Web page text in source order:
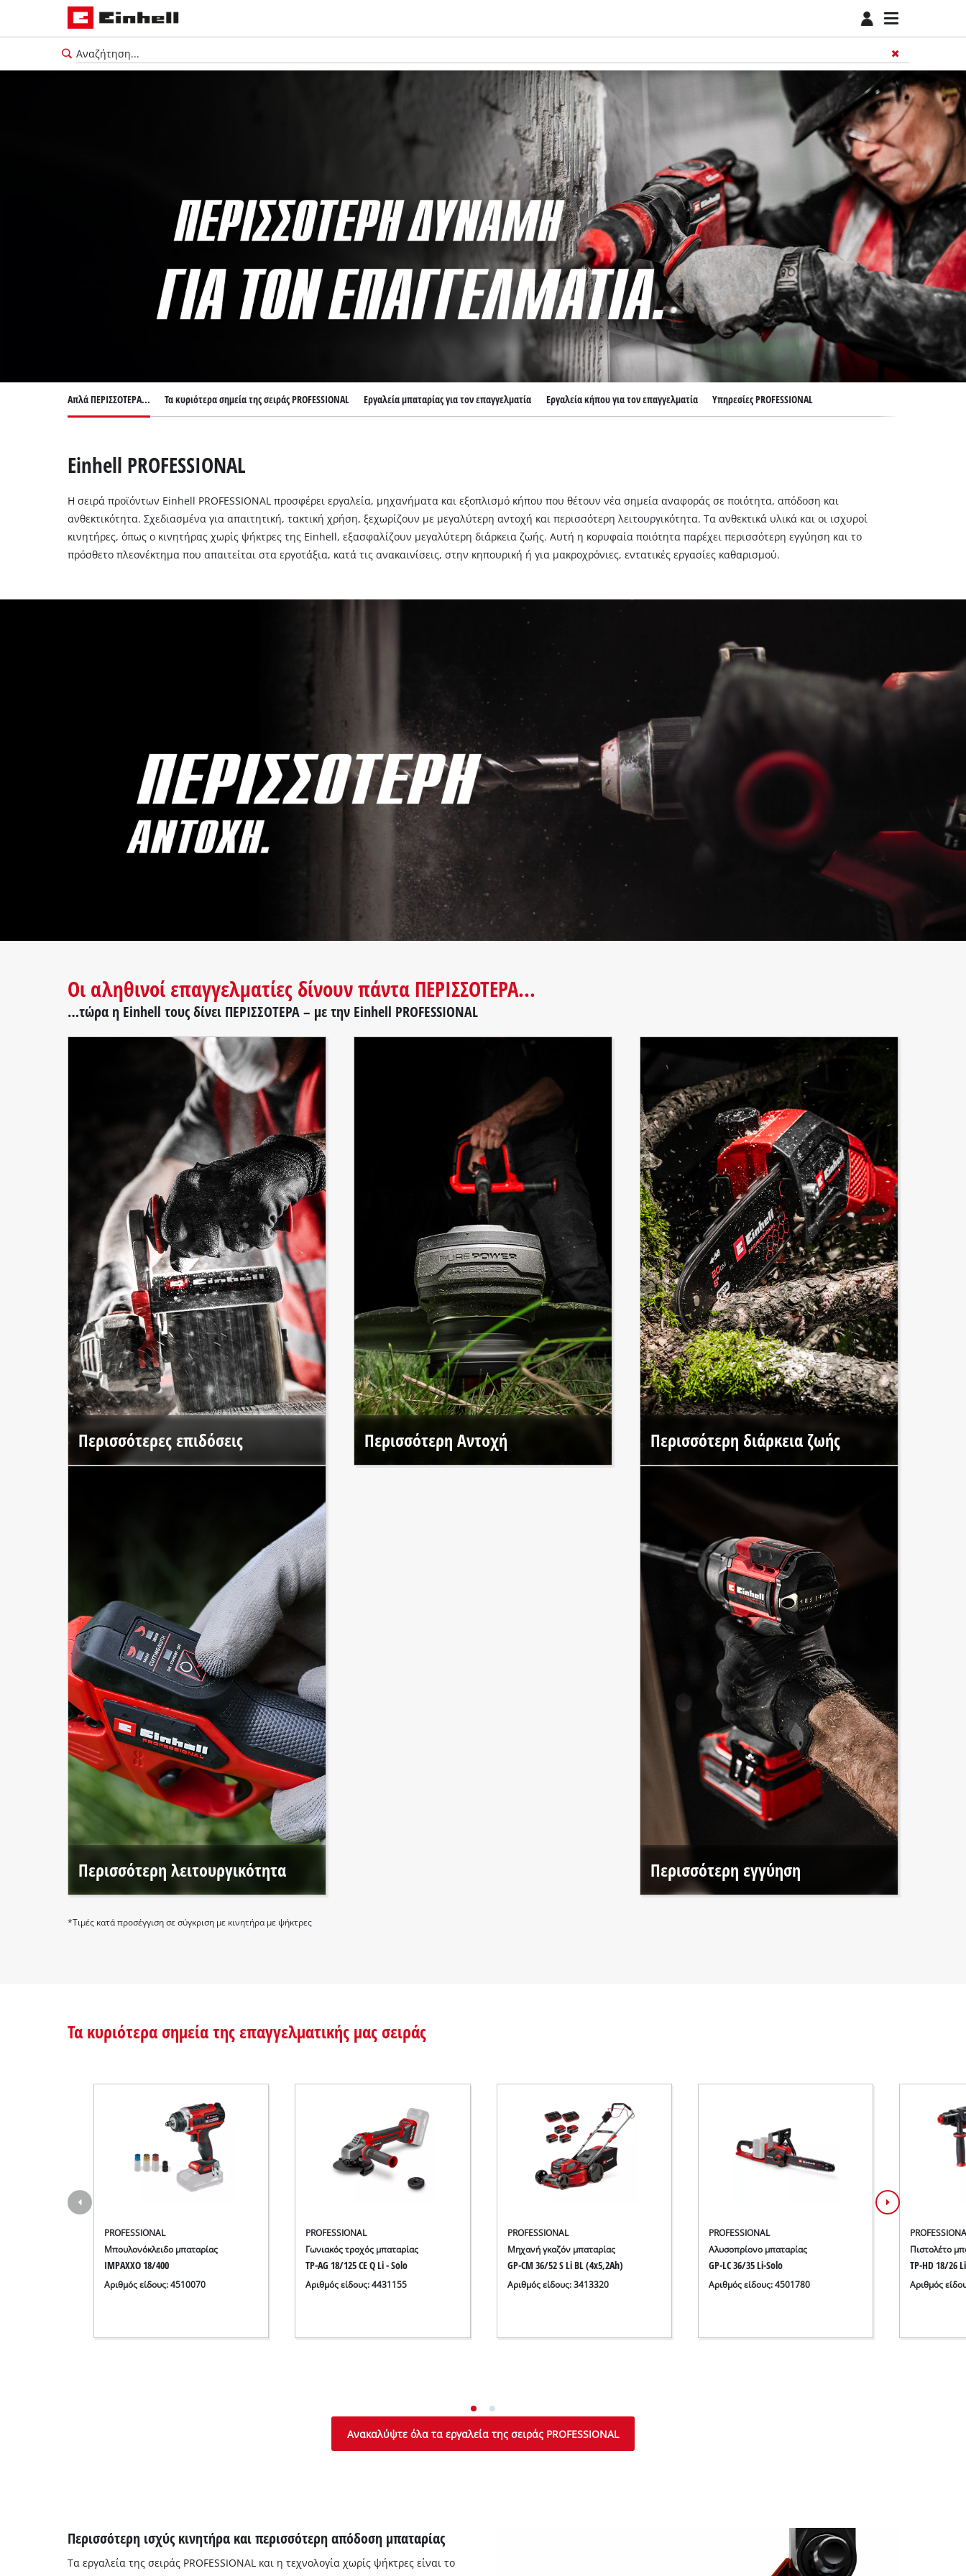
Απλά ΠΕΡΙΣΣΟΤΕΡΑ... Τα κυριότερα σημεία της σειράς PROFESSIONAL Εργαλεία μπαταρίας για τον επαγγελματία Εργαλεία κήπου για τον επαγγελματία Υπηρεσίες PROFESSIONAL
Einhell PROFESSIONAL
Η σειρά προϊόντων Einhell PROFESSIONAL προσφέρει εργαλεία, μηχανήματα και εξοπλισμό κήπου που θέτουν νέα σημεία αναφοράς σε ποιότητα, απόδοση και
ανθεκτικότητα. Σχεδιασμένα για απαιτητική, τακτική χρήση, ξεχωρίζουν με μεγαλύτερη αντοχή και περισσότερη λειτουργικότητα. Τα ανθεκτικά υλικά και οι ισχυροί
κινητήρες, όπως ο κινητήρας χωρίς ψήκτρες της Einhell, εξασφαλίζουν μεγαλύτερη διάρκεια ζωής. Αυτή η κορυφαία ποιότητα παρέχει περισσότερη εγγύηση και το
πρόσθετο πλεονέκτημα που απαιτείται στα εργοτάξια, κατά τις ανακαινίσεις, στην κηπουρική ή για μακροχρόνιες, εντατικές εργασίες καθαρισμού.
Οι αληθινοί επαγγελματίες δίνουν πάντα ΠΕΡΙΣΣΟΤΕΡΑ...
…τώρα η Einhell τους δίνει ΠΕΡΙΣΣΟΤΕΡΑ – με την Einhell PROFESSIONAL
Περισσότερες επιδόσεις
Ο κινητήρας χωρίς ψήκτρες και τα υλικά υψηλής
Περισσότερη Αντοχή Περισσότερη διάρκεια ζωής
εξασφαλίζουν έως και 100% περισσότερη διάρκεια ζωής.*
Περισσότερη λειτουργικότητα
δυνατότητες, είναι τέλεια προσαρμοσμένα για
Περισσότερη εγγύηση
Με την ηλεκτρονική εγγραφή, προσφέρουμε εκτεταμένες
*Τιμές κατά προσέγγιση σε σύγκριση με κινητήρα με ψήκτρες
Τα κυριότερα σημεία της επαγγελματικής μας σειράς
PROFESSIONAL
Μπουλονόκλειδο μπαταρίας
IMPAXXO 18/400
Αριθμός είδους: 4510070
PROFESSIONAL
Γωνιακός τροχός μπαταρίας
TP-AG 18/125 CE Q Li - Solo
Αριθμός είδους: 4431155
PROFESSIONAL
Μηχανή γκαζόν μπαταρίας
GP-CM 36/52 S Li BL (4x5,2Ah)
Αριθμός είδους: 3413320
PROFESSIONAL
Αλυσοπρίονο μπαταρίας
GP-LC 36/35 Li-Solo
Αριθμός είδους: 4501780
Πιστολέτο
TP-HD 18/26
Αριθμός
Ανακαλύψτε όλα τα εργαλεία της σειράς PROFESSIONAL
Περισσότερη ισχύς κινητήρα και περισσότερη απόδοση μπαταρίας
Τα εργαλεία της σειράς PROFESSIONAL και η τεχνολογία χωρίς ψήκτρες είναι το